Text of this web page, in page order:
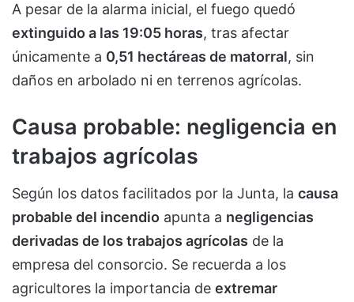
A pesar de la alarma inicial, el fuego quedó
extinguido a las 19:05 horas, tras afectar
únicamente a 0,51 hectáreas de matorral, sin
daños en arbolado ni en terrenos agrícolas.
Causa probable: negligencia en
trabajos agrícolas
Según los datos facilitados por la Junta, la causa
probable del incendio apunta a negligencias
derivadas de los trabajos agrícolas de la
empresa del consorcio. Se recuerda a los
agricultores la importancia de extremar